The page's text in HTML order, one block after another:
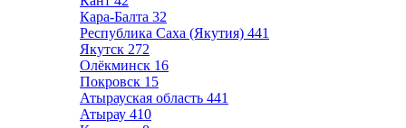
Кара-Балта 32
Республика Саха (Якутия) 441
Якутск 272
Олёкминск 16
Покровск 15
Атырауская область 441
Атырау 410